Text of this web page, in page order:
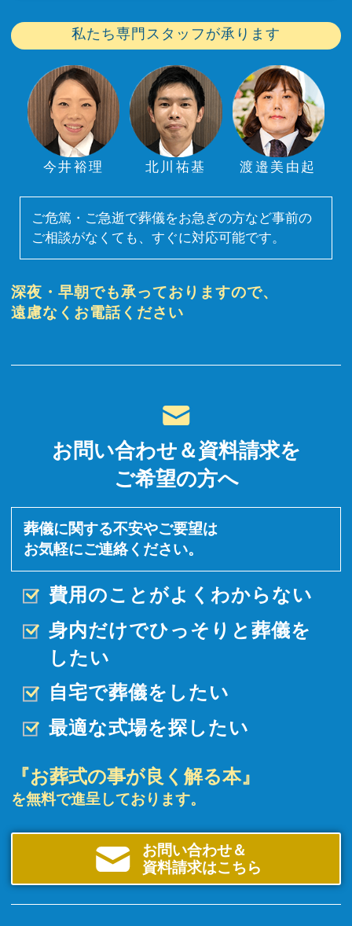
私たち専門スタッフが承ります
今井裕理 北川祐基 渡邉美由起
ご危篤・ご急逝で葬儀をお急ぎの方など事前の
ご相談がなくても、すぐに対応可能です。
深夜・早朝でも承っておりますので、
遠慮なくお電話ください
お問い合わせ＆資料請求を
ご希望の方へ
葬儀に関する不安やご要望は
お気軽にご連絡ください。
費用のことがよくわからない
身内だけでひっそりと 葬儀を
したい
自宅で葬儀をしたい
最適な式場を探したい
『お葬式の事が良く解る本』
を無料で進呈しております。
お問い合わせ＆
資料請求はこちら